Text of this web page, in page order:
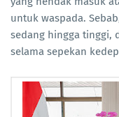
untuk waspada.
sedang hingga tinggi,
selama sepekan